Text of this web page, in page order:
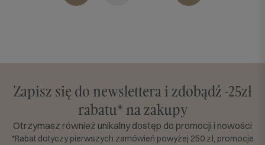
Zapisz się do newslettera i zdobądź -25zł
rabatu* na zakupy
Otrzymasz również unikalny dostęp do promocji i nowości
*Rabat dotyczy pierwszych zamówień powyżej 250 zł, promocje